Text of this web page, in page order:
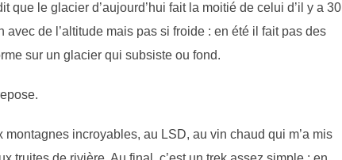
le glacier d’aujourd’hui fait la moitié de celui d’il y a 30
de l’altitude mais pas si froide : en été il fait pas des
sur un glacier qui subsiste ou fond.
incroyables, au LSD, au vin chaud qui m’a mis